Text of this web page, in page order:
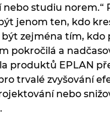
nebo studiu norem.“
jenom ten, kdo
být zejména tím, kdo
pokročilá a
produktů EPLAN
trvalé zvyšování
nebo